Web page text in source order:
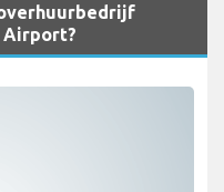
Airport?